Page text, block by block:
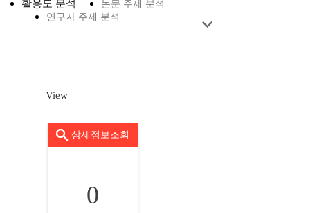
활용도 분석
논문 주제 분석
연구자 주제 분석
View
상세정보조회
0